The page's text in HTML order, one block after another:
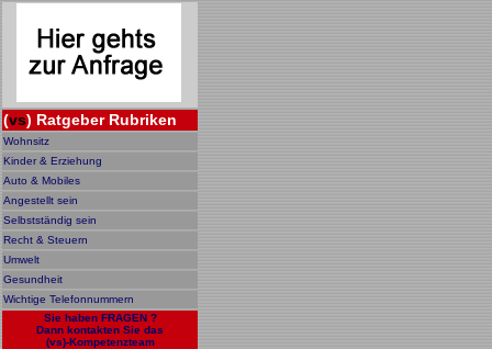
(vs) Ratgeber Rubriken
Wohnsitz
Kinder & Erziehung
Auto & Mobiles
Angestellt sein
Selbstständig sein
Recht & Steuern
Umwelt
Gesundheit
Wichtige Telefonnummern
Sie haben FRAGEN ?
Dann kontakten Sie das
(vs)-Kompetenzteam